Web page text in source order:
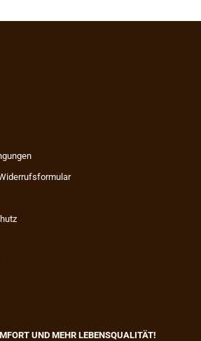
UND MEHR LEBENSQUALITÄT!